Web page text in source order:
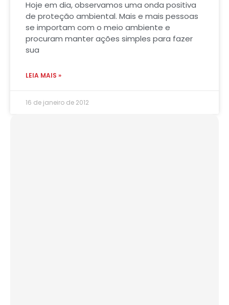
Hoje em dia, observamos uma onda positiva
de proteção ambiental. Mais e mais pessoas
se importam com o meio ambiente e
procuram manter ações simples para fazer
sua
LEIA MAIS »
16 de janeiro de 2012